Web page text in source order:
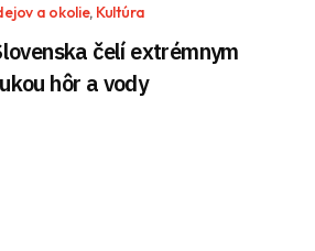
a okolie, Kultúra
čelí extrémnym
hôr a vody